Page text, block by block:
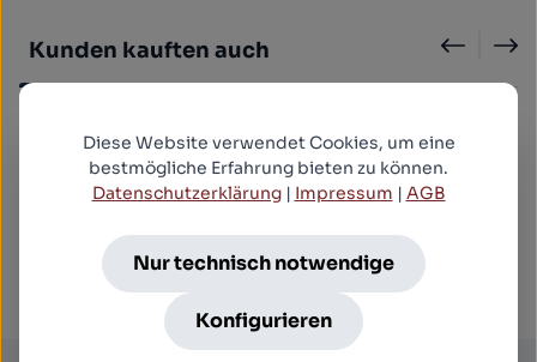
Kunden kauften auch
Geballte Ladung - Uncut Mediabook Edition (4K
Ultra HD+blu-ray) (A)
37,99 €*
Diese Website verwendet Cookies, um eine
bestmögliche Erfahrung bieten zu können.
Datenschutzerklärung| Impressum | AGB
Nur technisch notwendige
Konfigurieren